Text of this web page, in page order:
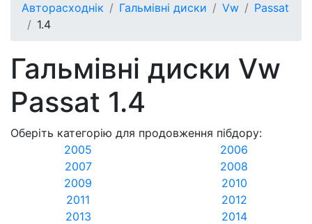
Авторасходнік
Гальмівні диски Vw
Passat
1.4
Гальмівні диски Vw
Passat 1.4
Оберіть категорію для продовження пібдору:
2005
2006
2007
2008
2009
2010
2011
2012
2013
2014